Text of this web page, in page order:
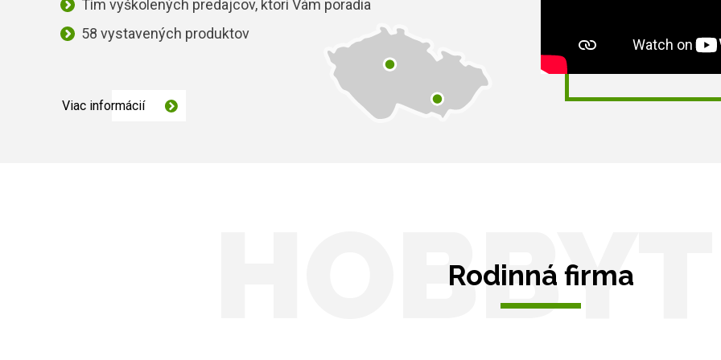
Tím vyškolených predajcov, ktorí Vám poradia
58 vystavených produktov
Viac informácií
Rodinná firma